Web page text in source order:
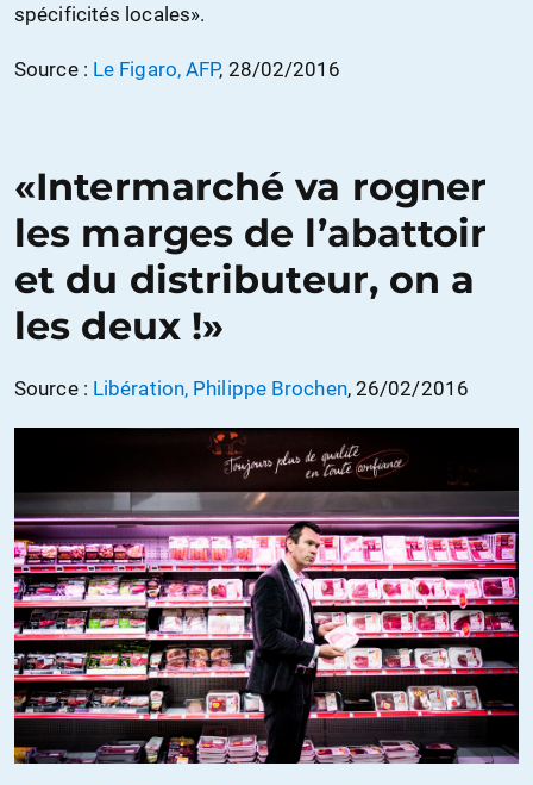
spécificités locales».
Source : Le Figaro, AFP, 28/02/2016
«Intermarché va rogner
les marges de l’abattoir
et du distributeur, on a
les deux !»
Source : Libération, Philippe Brochen, 26/02/2016